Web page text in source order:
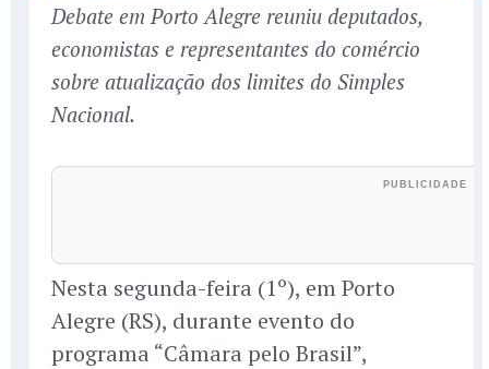
Debate em Porto Alegre reuniu deputados,
economistas e representantes do comércio
sobre atualização dos limites do Simples
Nacional.
Nesta segunda-feira (1º), em Porto
Alegre (RS), durante evento do
programa “Câmara pelo Brasil”,